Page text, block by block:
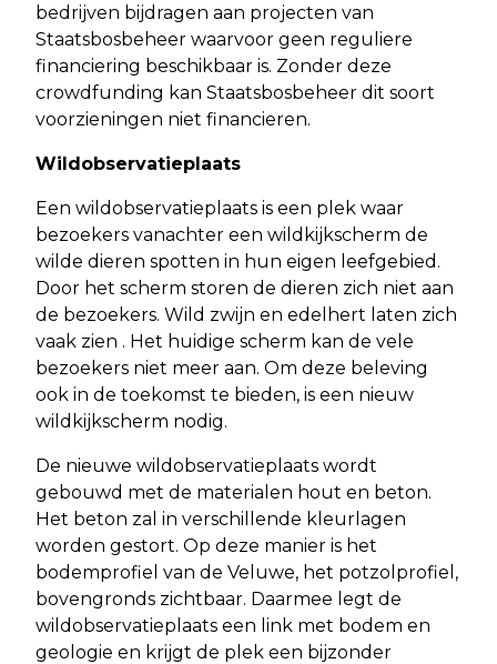
bedrijven bijdragen aan projecten van
Staatsbosbeheer waarvoor geen reguliere
financiering beschikbaar is. Zonder deze
crowdfunding kan Staatsbosbeheer dit soort
voorzieningen niet financieren.
Wildobservatieplaats
Een wildobservatieplaats is een plek waar
bezoekers vanachter een wildkijkscherm de
wilde dieren spotten in hun eigen leefgebied.
Door het scherm storen de dieren zich niet aan
de bezoekers. Wild zwijn en edelhert laten zich
vaak zien . Het huidige scherm kan de vele
bezoekers niet meer aan. Om deze beleving
ook in de toekomst te bieden, is een nieuw
wildkijkscherm nodig.
De nieuwe wildobservatieplaats wordt
gebouwd met de materialen hout en beton.
Het beton zal in verschillende kleurlagen
worden gestort. Op deze manier is het
bodemprofiel van de Veluwe, het potzolprofiel,
bovengronds zichtbaar. Daarmee legt de
wildobservatieplaats een link met bodem en
geologie en krijgt de plek een bijzonder